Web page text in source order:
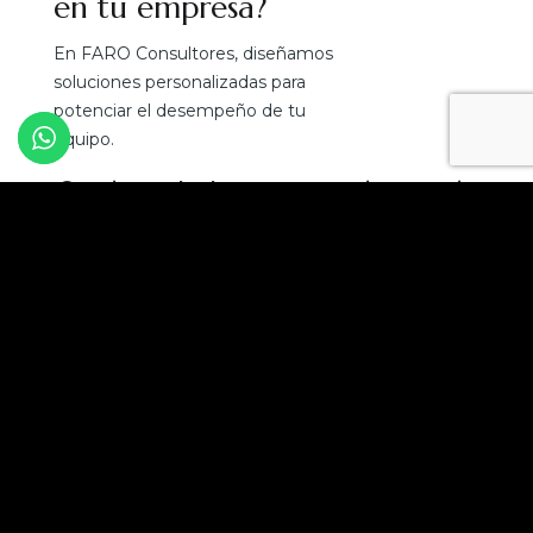
En FARO Consultores, diseñamos
soluciones personalizadas para
potenciar el desempeño de tu
equipo.
¡Convierte el talento en tu mejor ventaja